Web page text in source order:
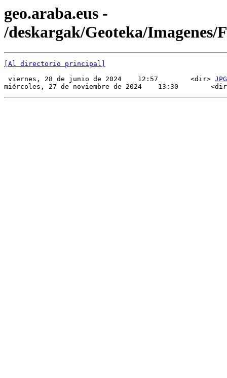
geo.araba.eus -
/deskargak/Geoteka/Imagenes/
[Al directorio principal]
viernes, 28 de junio de 2024    12:57        <dir> JPG
miércoles, 27 de noviembre de 2024    13:30